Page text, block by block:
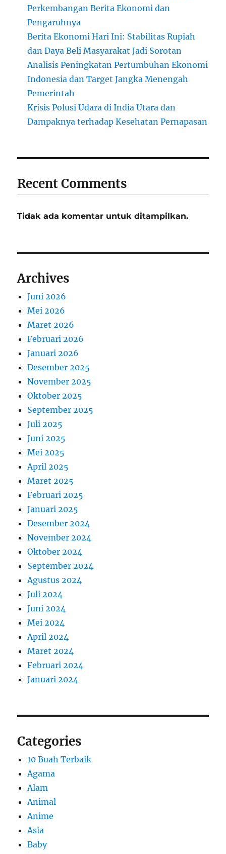
Perkembangan Berita Ekonomi dan
Pengaruhnya
Berita Ekonomi Hari Ini: Stabilitas Rupiah
dan Daya Beli Masyarakat Jadi Sorotan
Analisis Peningkatan Pertumbuhan Ekonomi
Indonesia dan Target Jangka Menengah
Pemerintah
Krisis Polusi Udara di India Utara dan
Dampaknya terhadap Kesehatan Pernapasan
Recent Comments
Tidak ada komentar untuk ditampilkan.
Archives
Juni 2026
Mei 2026
Maret 2026
Februari 2026
Januari 2026
Desember 2025
November 2025
Oktober 2025
September 2025
Juli 2025
Juni 2025
Mei 2025
April 2025
Maret 2025
Februari 2025
Januari 2025
Desember 2024
November 2024
Oktober 2024
September 2024
Agustus 2024
Juli 2024
Juni 2024
Mei 2024
April 2024
Maret 2024
Februari 2024
Januari 2024
Categories
10 Buah Terbaik
Agama
Alam
Animal
Anime
Asia
Baby